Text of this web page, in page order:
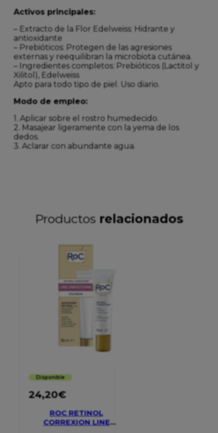
Activos principales:
– Extracto de la Flor Edelweiss: Hidrante y
antioxidante
– Prebióticos: Protegen de las agresiones
externas y reequilibran la microbiota cutánea.
– Ingredientes completos: Prebióticos (Lactitol y
Xilitol), Edelweiss
Apto para todo tipo de piel. Uso diario.
Modo de empleo:
1. Aplicar sobre el rostro humedecido.
2. Masajear ligeramente con la yema de los
dedos.
3. Aclarar con abundante agua.
Productos relacionados
Disponible
24,20€
ROC RETINOL
CORREXION LINE